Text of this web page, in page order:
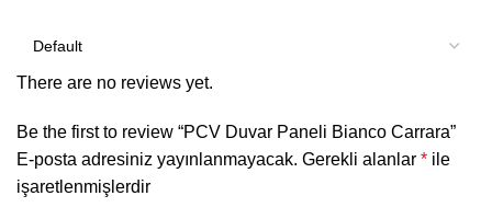
There are no reviews yet.
Be the first to review “PCV Duvar Paneli Bianco Carrara”
E-posta adresiniz yayınlanmayacak. Gerekli alanlar * ile
işaretlenmişlerdir